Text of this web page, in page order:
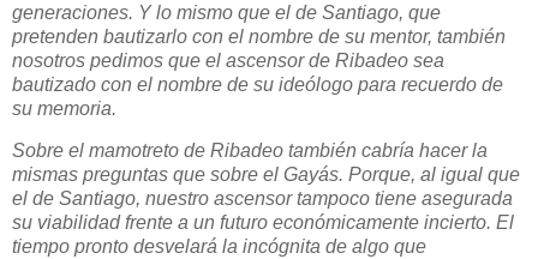
generaciones. Y lo mismo que el de Santiago, que
pretenden bautizarlo con el nombre de su mentor, también
nosotros pedimos que el ascensor de Ribadeo sea
bautizado con el nombre de su ideólogo para recuerdo de
su memoria.
Sobre el mamotreto de Ribadeo también cabría hacer la
mismas preguntas que sobre el Gayás. Porque, al igual que
el de Santiago, nuestro ascensor tampoco tiene asegurada
su viabilidad frente a un futuro económicamente incierto. El
tiempo pronto desvelará la incógnita de algo que